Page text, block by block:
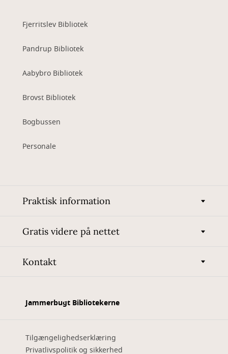
Fjerritslev Bibliotek
Pandrup Bibliotek
Aabybro Bibliotek
Brovst Bibliotek
Bogbussen
Personale
Praktisk information
Gratis videre på nettet
Kontakt
Jammerbugt Bibliotekerne
Tilgængelighedserklæring
Privatlivspolitik og sikkerhed